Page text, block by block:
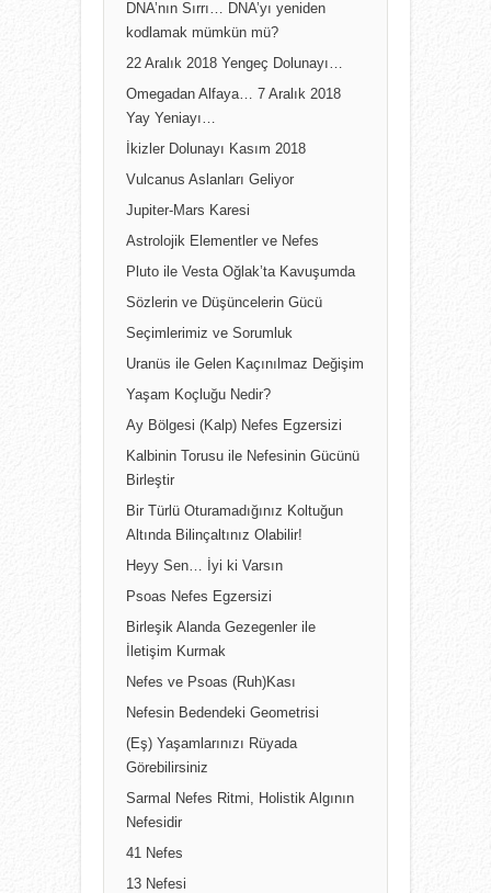
DNA’nın Sırrı… DNA’yı yeniden
kodlamak mümkün mü?
22 Aralık 2018 Yengeç Dolunayı…
Omegadan Alfaya… 7 Aralık 2018
Yay Yeniayı…
İkizler Dolunayı Kasım 2018
Vulcanus Aslanları Geliyor
Jupiter-Mars Karesi
Astrolojik Elementler ve Nefes
Pluto ile Vesta Oğlak’ta Kavuşumda
Sözlerin ve Düşüncelerin Gücü
Seçimlerimiz ve Sorumluk
Uranüs ile Gelen Kaçınılmaz Değişim
Yaşam Koçluğu Nedir?
Ay Bölgesi (Kalp) Nefes Egzersizi
Kalbinin Torusu ile Nefesinin Gücünü
Birleştir
Bir Türlü Oturamadığınız Koltuğun
Altında Bilinçaltınız Olabilir!
Heyy Sen… İyi ki Varsın
Psoas Nefes Egzersizi
Birleşik Alanda Gezegenler ile
İletişim Kurmak
Nefes ve Psoas (Ruh)Kası
Nefesin Bedendeki Geometrisi
(Eş) Yaşamlarınızı Rüyada
Görebilirsiniz
Sarmal Nefes Ritmi, Holistik Algının
Nefesidir
41 Nefes
13 Nefesi